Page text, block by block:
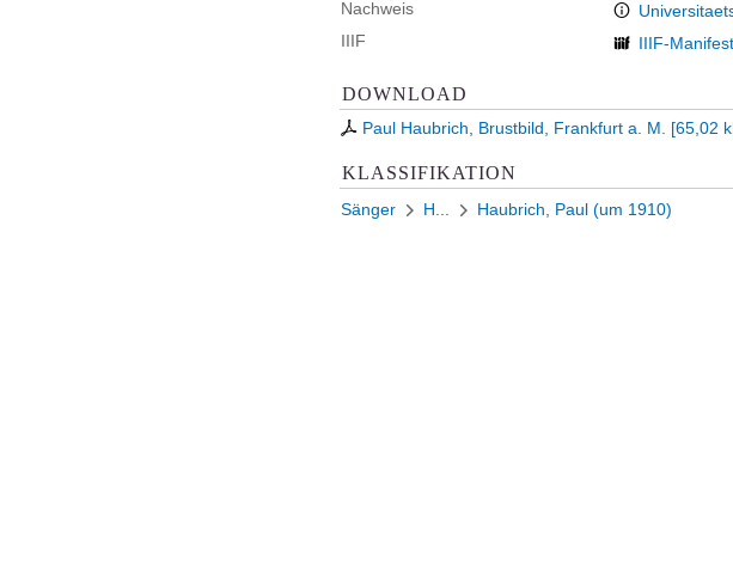
Nachweis
IIIF
IIIF-Manifest
DOWNLOAD
Paul Haubrich, Brustbild, Frankfurt a. M. [65,02
KLASSIFIKATION
Sänger H... Haubrich, Paul (um 1910)